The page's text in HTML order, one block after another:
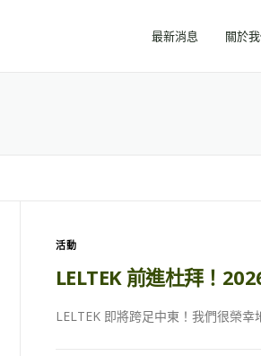
最新消息 關於
活動
LELTEK 前進杜拜！
LELTEK 即將跨足中東！我們很榮